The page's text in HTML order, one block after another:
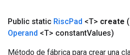
Public static RiscPad <T> create (
Operand <T> constantValues)
Método de fábrica para crear una